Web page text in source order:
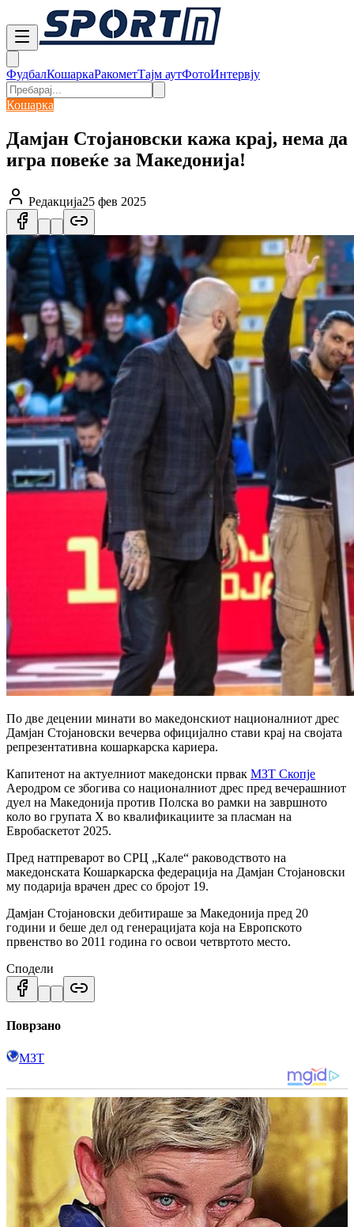
ФудбалКошаркаРакометТајм аутФотоИнтервју
Кошарка
Дамјан Стојановски кажа крај, нема да
игра повеќе за Македонија!
Редакција25 фев 2025
По две децении минати во македонскиот националниот дрес
Дамјан Стојановски вечерва официјално стави крај на својата
репрезентативна кошаркарска кариера.
Капитенот на актуелниот македонски првак МЗТ Скопје
Аеродром се збогива со националниот дрес пред вечерашниот
дуел на Македонија против Полска во рамки на завршното
коло во групата Х во квалификациите за пласман на
Евробаскетот 2025.
Пред натпреварот во СРЦ „Кале“ раководството на
македонската Кошаркарска федерација на Дамјан Стојановски
му подарија врачен дрес со бројот 19.
Дамјан Стојановски дебитираше за Македонија пред 20
години и беше дел од генерацијата која на Европското
првенство во 2011 година го освои четвртото место.
Сподели
Поврзано
МЗТ